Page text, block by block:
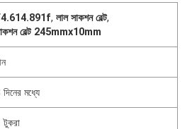
,লাল সাকশন বেল্ট,
বেল্ট 245mmx10mm
মধ্যে
টুকরা